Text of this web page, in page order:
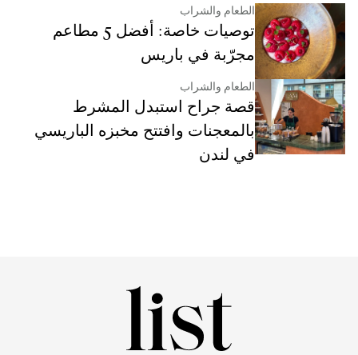
الطعام والشراب
توصيات خاصة: أفضل 5 مطاعم
مجرّبة في باريس
الطعام والشراب
قصة جراح استبدل المشرط
بالمعجنات وافتتح مخبزه الباريسي
في لندن